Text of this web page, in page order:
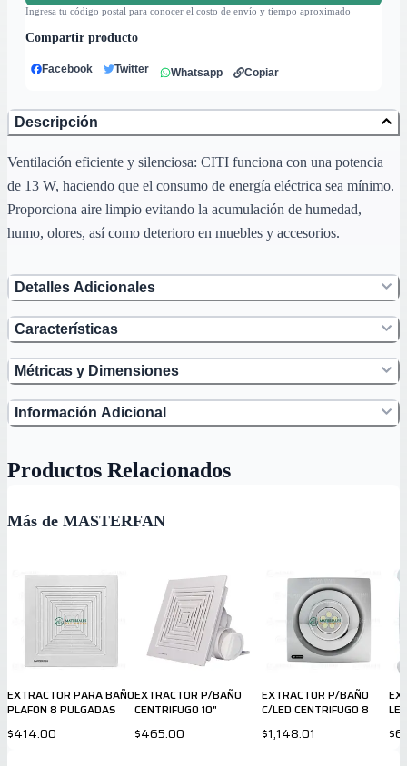
Ingresa tu código postal para conocer el costo de envío y tiempo aproximado
Compartir producto
Facebook Twitter Whatsapp Copiar
Descripción
Ventilación eficiente y silenciosa: CITI funciona con una potencia
de 13 W, haciendo que el consumo de energía eléctrica sea mínimo.
Proporciona aire limpio evitando la acumulación de humedad,
humo, olores, así como deterioro en muebles y accesorios.
Detalles Adicionales
Características
Métricas y Dimensiones
Información Adicional
Productos Relacionados
Más de MASTERFAN
EXTRACTOR PARA BAÑO
PLAFON 8 PULGADAS
$414.00
EXTRACTOR P/BAÑO
CENTRIFUGO 10"
$465.00
EXTRACTOR P/BAÑO
C/LED CENTRIFUGO 8
$1,148.01
LED